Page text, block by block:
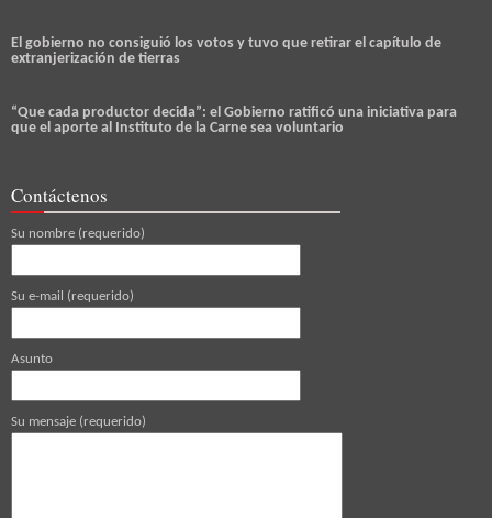
El gobierno no consiguió los votos y tuvo que retirar el capítulo de
extranjerización de tierras
“Que cada productor decida”: el Gobierno ratificó una iniciativa para
que el aporte al Instituto de la Carne sea voluntario
Contáctenos
Su nombre (requerido)
Su e-mail (requerido)
Asunto
Su mensaje (requerido)